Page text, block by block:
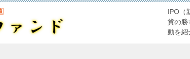
IPO（
貨の勝
動を紹